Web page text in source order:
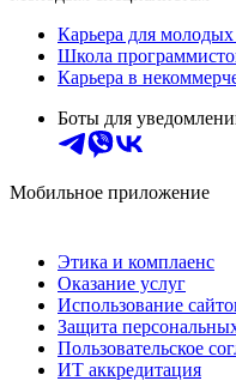
Карьера для
Школа
Карьера в
Боты для
Мобильное приложение
Этика и комплаенс
Оказание услуг
Использование
Защита
Пользовательское
ИТ аккредитация